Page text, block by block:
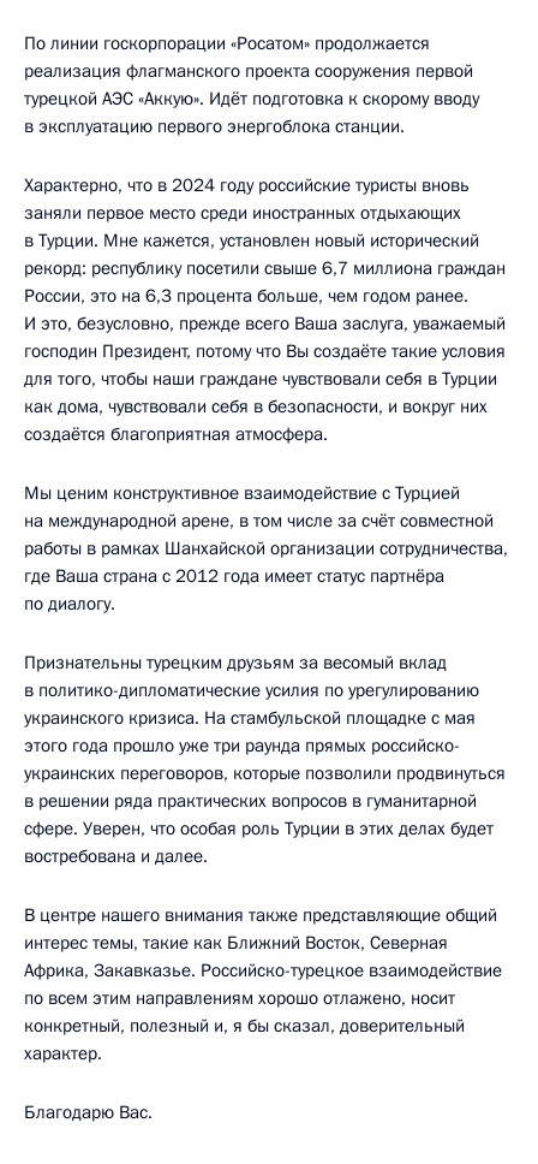
По линии госкорпорации «Росатом» продолжается
реализация флагманского проекта сооружения первой
турецкой АЭС «Аккую». Идёт подготовка к скорому вводу
в эксплуатацию первого энергоблока станции.
Характерно, что в 2024 году российские туристы вновь
заняли первое место среди иностранных отдыхающих
в Турции. Мне кажется, установлен новый исторический
рекорд: республику посетили свыше 6,7 миллиона граждан
России, это на 6,3 процента больше, чем годом ранее.
И это, безусловно, прежде всего Ваша заслуга, уважаемый
господин Президент, потому что Вы создаёте такие условия
для того, чтобы наши граждане чувствовали себя в Турции
как дома, чувствовали себя в безопасности, и вокруг них
создаётся благоприятная атмосфера.
Мы ценим конструктивное взаимодействие с Турцией
на международной арене, в том числе за счёт совместной
работы в рамках Шанхайской организации сотрудничества,
где Ваша страна с 2012 года имеет статус партнёра
по диалогу.
Признательны турецким друзьям за весомый вклад
в политико-дипломатические усилия по урегулированию
украинского кризиса. На стамбульской площадке с мая
этого года прошло уже три раунда прямых российско-
украинских переговоров, которые позволили продвинуться
в решении ряда практических вопросов в гуманитарной
сфере. Уверен, что особая роль Турции в этих делах будет
востребована и далее.
В центре нашего внимания также представляющие общий
интерес темы, такие как Ближний Восток, Северная
Африка, Закавказье. Российско-турецкое взаимодействие
по всем этим направлениям хорошо отлажено, носит
конкретный, полезный и, я бы сказал, доверительный
характер.
Благодарю Вас.